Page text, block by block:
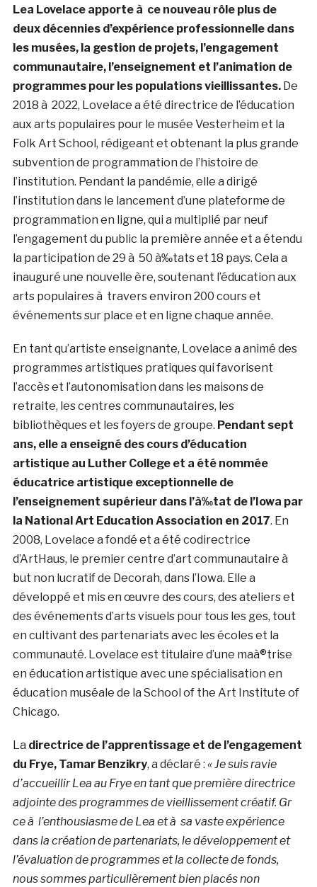
Lea Lovelace apporte à ce nouveau rôle plus de
deux décennies d’expérience professionnelle dans
les musées, la gestion de projets, l’engagement
communautaire, l’enseignement et l’animation de
programmes pour les populations vieillissantes.De
2018 à 2022, Lovelace a été directrice de l’éducation
aux arts populaires pour le musée Vesterheim et la
Folk Art School, rédigeant et obtenant la plus grande
subvention de programmation de l’histoire de
l’institution. Pendant la pandémie, elle a dirigé
l’institution dans le lancement d’une plateforme de
programmation en ligne, qui a multiplié par neuf
l’engagement du public la première année et a étendu
la participation de 29 à 50 à‰tats et 18 pays. Cela a
inauguré une nouvelle ère, soutenant l’éducation aux
arts populaires à travers environ 200 cours et
événements sur place et en ligne chaque année.
En tant qu’artiste enseignante, Lovelace a animé des
programmes artistiques pratiques qui favorisent
l’accès et l’autonomisation dans les maisons de
retraite, les centres communautaires, les
bibliothèques et les foyers de groupe. Pendant sept
ans, elle a enseigné des cours d’éducation
artistique au Luther College et a été nommée
éducatrice artistique exceptionnelle de
l’enseignement supérieur dans l’à‰tat de l’Iowa par
la National Art Education Association en 2017. En
2008, Lovelace a fondé et a été codirectrice
d’ArtHaus, le premier centre d’art communautaire à
but non lucratif de Decorah, dans l’Iowa. Elle a
développé et mis en œuvre des cours, des ateliers et
des événements d’arts visuels pour tous les ges, tout
en cultivant des partenariats avec les écoles et la
communauté. Lovelace est titulaire d’une maà®trise
en éducation artistique avec une spécialisation en
éducation muséale de la School of the Art Institute of
Chicago.
La directrice de l’apprentissage et de l’engagement
du Frye, Tamar Benzikry, a déclaré : « Je suis ravie
d’accueillir Lea au Frye en tant que première directrice
adjointe des programmes de vieillissement créatif. Gr
ce à l’enthousiasme de Lea et à sa vaste expérience
dans la création de partenariats, le développement et
l’évaluation de programmes et la collecte de fonds,
nous sommes particulièrement bien placés non